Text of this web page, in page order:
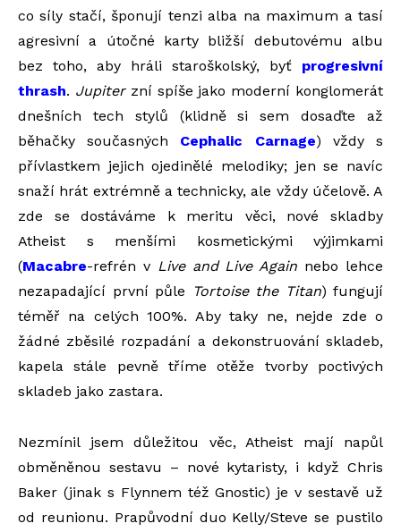
co síly stačí, šponují tenzi alba na maximum a tasí
agresivní a útočné karty bližší debutovému albu
bez toho, aby hráli staroškolský, byť progresivní
thrash. Jupiterzní spíše jako moderní konglomerát
dnešních tech stylů (klidně si sem dosaďte až
běhačky současných Cephalic Carnage) vždy s
přívlastkem jejich ojedinělé melodiky; jen se navíc
snaží hrát extrémně a technicky, ale vždy účelově. A
zde se dostáváme k meritu věci, nové skladby
Atheist s menšími kosmetickými výjimkami
(Macabre-refrén v Live and Live Again nebo lehce
nezapadající první půle
Tortoise the Titan) fungují
téměř na celých 100%. Aby taky ne, nejde zde o
žádné zběsilé rozpadání a dekonstruování skladeb,
kapela stále pevně tříme otěže tvorby poctivých
skladeb jako zastara.
Nezmínil jsem důležitou věc, Atheist mají napůl
obměněnou sestavu – nové kytaristy, i když Chris
Baker (jinak s Flynnem též Gnostic) je v sestavě už
od reunionu. Prapůvodní duo Kelly/Steve se pustilo